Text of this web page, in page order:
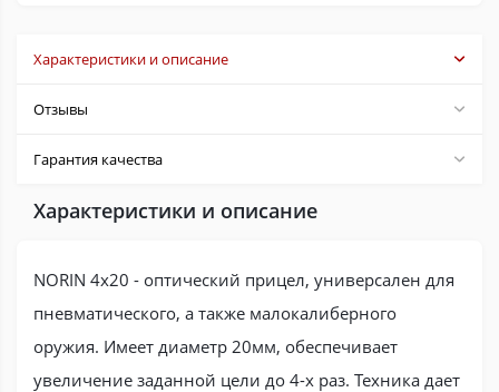
Характеристики и описание
Отзывы
Гарантия качества
Характеристики и описание
NORIN 4x20 - оптический прицел, универсален для
пневматического, а также малокалиберного
оружия. Имеет диаметр 20мм, обеспечивает
увеличение заданной цели до 4-х раз. Техника дает